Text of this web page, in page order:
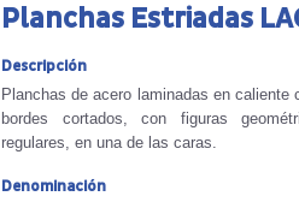
Planchas Estriadas
Descripción
Planchas de acero laminadas en
bordes cortados, con figuras
regulares, en una de las caras.
Denominación